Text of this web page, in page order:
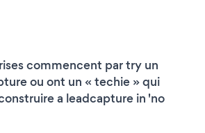
commencent par try un
ou ont un « techie » qui
a leadcapture in 'no